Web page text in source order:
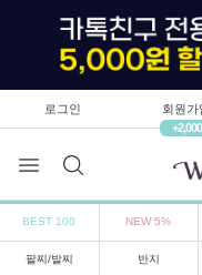
로그인
회원가
+2,000
BEST 100 NEW 5%
팔찌/발찌 반지